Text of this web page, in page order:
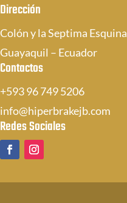
Dirección
Colón y la Septima Esquina
Guayaquil – Ecuador
Contactos
+593 96 749 5206
info@hiperbrakejb.com
Redes Sociales